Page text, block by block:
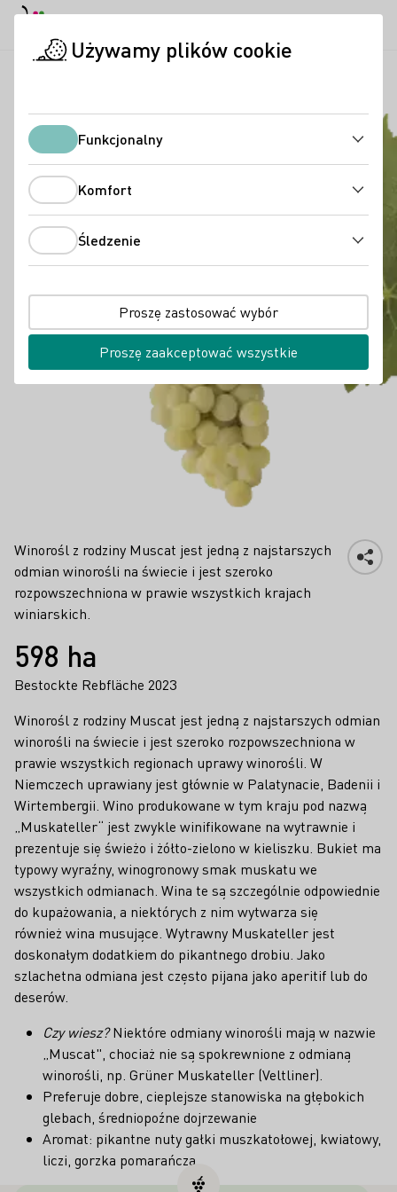
Winorośl z rodziny Muscat jest jedną z najstarszych
odmian winorośli na świecie i jest szeroko
rozpowszechniona w prawie wszystkich krajach
winiarskich.
Fakty
598 ha
Bestockte Rebfläche 2023
Winorośl z rodziny Muscat jest jedną z najstarszych odmian
winorośli na świecie i jest szeroko rozpowszechniona w
prawie wszystkich regionach uprawy winorośli. W
Niemczech uprawiany jest głównie w Palatynacie, Badenii i
Wirtembergii. Wino produkowane w tym kraju pod nazwą
„Muskateller“ jest zwykle winifikowane na wytrawnie i
prezentuje się świeżo i żółto-zielono w kieliszku. Bukiet ma
typowy wyraźny, winogronowy smak muskatu we
wszystkich odmianach. Wina te są szczególnie odpowiednie
do kupażowania, a niektórych z nim wytwarza się
również wina musujące. Wytrawny Muskateller jest
doskonałym dodatkiem do pikantnego drobiu. Jako
szlachetna odmiana jest często pijana jako aperitif lub do
deserów.
Czy wiesz?Niektóre odmiany winorośli mają w nazwie
„Muscat", chociaż nie są spokrewnione z odmianą
winorośli, np. Grüner Muskateller (Veltliner).
Preferuje dobre, cieplejsze stanowiska na głębokich
glebach, średniopoźne dojrzewanie
Aromat: pikantne nuty gałki muszkatołowej, kwiatowy,
liczi, gorzka pomarańcza
Używamy plików cookie
Funkcjonalny
Komfort
Śledzenie
Proszę zastosować wybór
Proszę zaakceptować wszystkie